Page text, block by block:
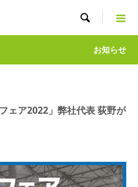

お知らせ
ェア2022」弊社代表 荻野が